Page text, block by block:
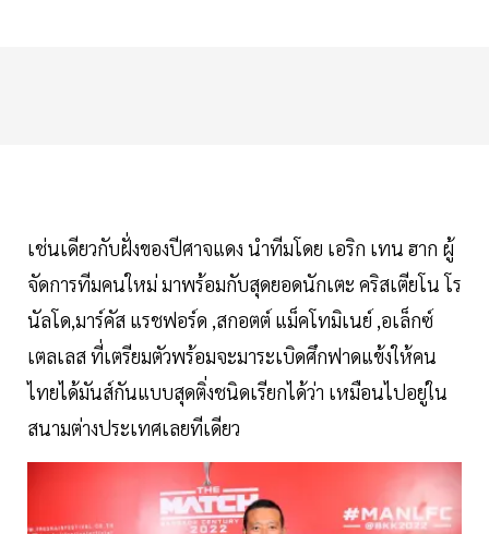
เช่นเดียวกับฝั่งของปีศาจแดง นำทีมโดย เอริก เทน ฮาก ผู้
จัดการทีมคนใหม่ มาพร้อมกับสุดยอดนักเตะ คริสเตียโน โร
นัลโด,มาร์คัส แรชฟอร์ด ,สกอตต์ แม็คโทมิเนย์ ,อเล็กซ์
เตลเลส ที่เตรียมตัวพร้อมจะมาระเบิดศึกฟาดแข้งให้คน
ไทยได้มันส์กันแบบสุดติ่งชนิดเรียกได้ว่า เหมือนไปอยู่ใน
สนามต่างประเทศเลยทีเดียว